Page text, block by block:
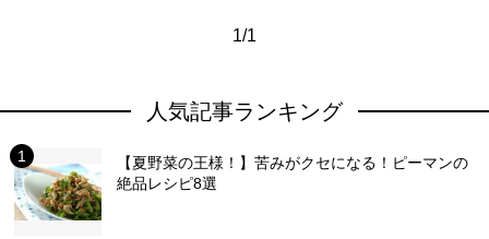
1/1
人気記事ランキング
【夏野菜の王様！】苦みがクセになる！ピーマンの
絶品レシピ8選